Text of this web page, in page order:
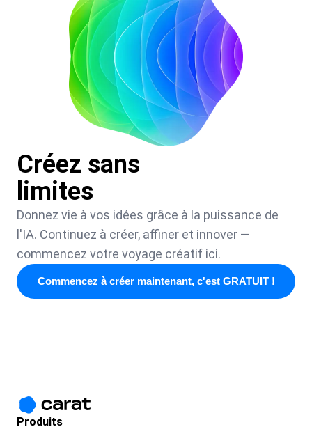
Créez sans
limites
Donnez vie à vos idées grâce à la puissance de
l'IA. Continuez à créer, affiner et innover —
commencez votre voyage créatif ici.
Commencez à créer maintenant, c'est GRATUIT !
Produits